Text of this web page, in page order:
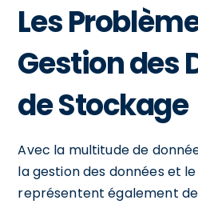
Les
Gestion des
de Stockage
Avec la multitude de
la gestion des données et
représentent également